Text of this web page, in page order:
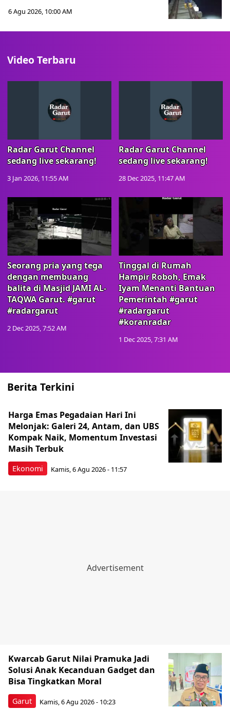
6 Agu 2026, 10:00 AM
Video Terbaru
Radar Garut Channel
sedang live sekarang!
3 Jan 2026, 11:55 AM
Radar Garut Channel
sedang live sekarang!
28 Dec 2025, 11:47 AM
Seorang pria yang tega
dengan membuang
balita di Masjid JAMI AL-
TAQWA Garut. #garut
#radargarut
2 Dec 2025, 7:52 AM
Tinggal di Rumah
Hampir Roboh, Emak
Iyam Menanti Bantuan
Pemerintah #garut
#radargarut
#koranradar
1 Dec 2025, 7:31 AM
Berita Terkini
Ekonomi
Harga Emas Pegadaian Hari Ini
Melonjak: Galeri 24, Antam, dan UBS
Kompak Naik, Momentum Investasi
Masih Terbuk
Kamis, 6 Agu 2026 - 11:57
Garut
Kwarcab Garut Nilai Pramuka Jadi
Solusi Anak Kecanduan Gadget dan
Bisa Tingkatkan Moral
Kamis, 6 Agu 2026 - 10:23